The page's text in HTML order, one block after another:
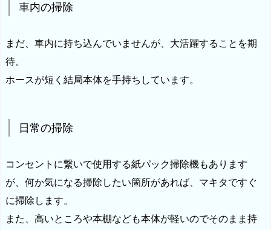
車内の掃除
まだ、車内に持ち込んでいませんが、大活躍することを期
待。
ホースが短く結局本体を手持ちしています。
日常の掃除
コンセントに繋いで使用する紙パック掃除機もあります
が、何か気になる掃除したい箇所があれば、マキタですぐ
に掃除します。
また、高いところや本棚なども本体が軽いのでそのまま持